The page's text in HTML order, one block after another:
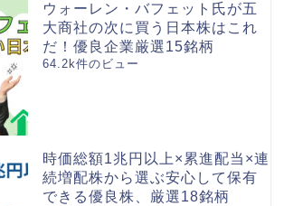
ウォーレン・バフェット氏が五
大商社の次に買う日本株はこれ
だ！優良企業厳選15銘柄
64.2k件のビュー
時価総額1兆円以上×累進配当×連
続増配株から選ぶ安心して保有
できる優良株、厳選18銘柄